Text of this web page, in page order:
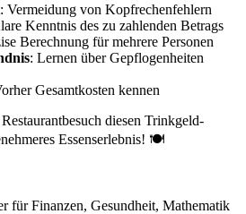
: Vermeidung von Kopfrechenfehlern
Kenntnis des zu zahlenden Betrags
Berechnung für mehrere Personen
: Lernen über Gepflogenheiten
Gesamtkosten kennen
diesen Trinkgeld-
Essenserlebnis! 🍽️
für Finanzen, Gesundheit, Mathematik